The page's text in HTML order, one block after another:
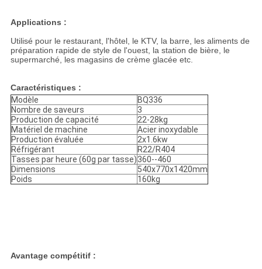
Applications :
Utilisé pour le restaurant, l'hôtel, le KTV, la barre, les aliments de
préparation rapide de style de l'ouest, la station de bière, le
supermarché, les magasins de crème glacée etc.
Caractéristiques :
Modèle
BQ336
Nombre de saveurs
3
Production de capacité
22-28kg
Matériel de machine
Acier inoxydable
Production évaluée
2x1.6kw
Réfrigérant
R22/R404
Tasses par heure (60g par tasse)360--460
Dimensions
540x770x1420mm
Poids
160kg
Avantage compétitif :